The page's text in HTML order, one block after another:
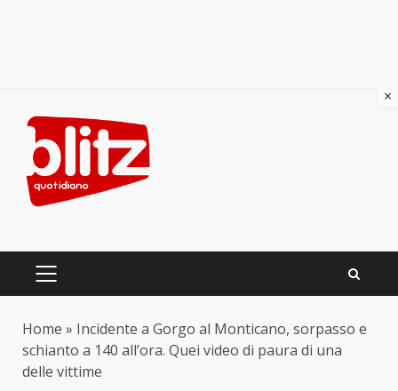
content
PRIMARY
Home » Incidente a Gorgo al Monticano, sorpasso e
schianto a 140 all’ora. Quei video di paura di una
delle vittime
×